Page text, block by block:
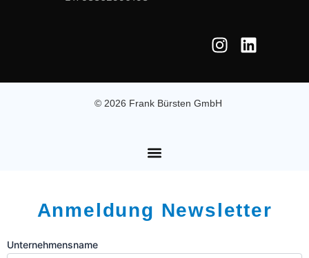
I
n
t
a
L
i
k
© 2026 Frank Bürsten GmbH
Anmeldung Newsletter
Unternehmensname